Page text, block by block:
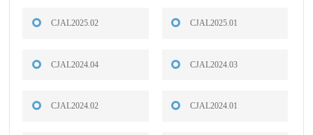
CJAL2025.02 CJAL2025.01
CJAL2024.04 CJAL2024.03
CJAL2024.02 CJAL2024.01